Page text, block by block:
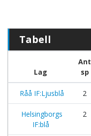
Tabell
Lag
Ant
sp
Råå IF:Ljusblå 2
Helsingborgs
IF:blå
2